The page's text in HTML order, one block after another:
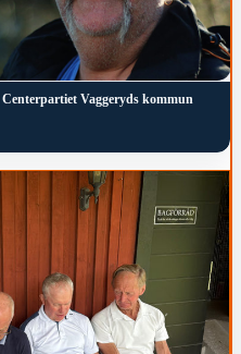
Centerpartiet Vaggeryds kommun